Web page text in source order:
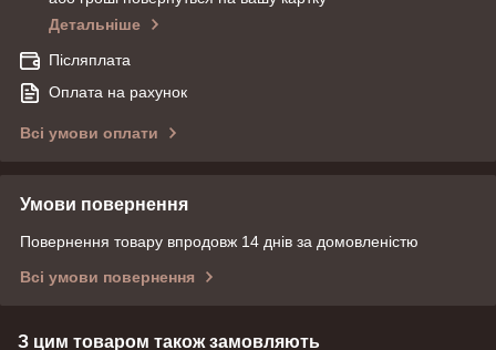
Детальніше
Післяплата
Оплата на рахунок
Всі умови оплати
Умови повернення
Повернення товару впродовж 14 днів за домовленістю
Всі умови повернення
З цим товаром також замовляють